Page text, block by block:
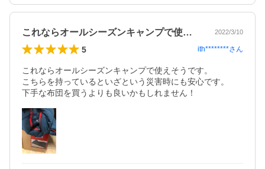
これならオールシーズンキャンプで使えそ… 2022/3/10
5 ith********さん
これならオールシーズンキャンプで使えそうです。
こちらを持っているといざという災害時にも安心です。
下手な布団を買うよりも良いかもしれません！